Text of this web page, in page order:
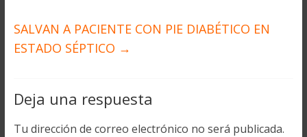
SALVAN A PACIENTE CON PIE DIABÉTICO EN
ESTADO SÉPTICO →
Deja una respuesta
Tu dirección de correo electrónico no será publicada.